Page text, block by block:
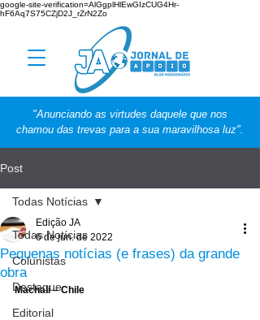
google-site-verification=AlGgplHlEwGIzCUG4Hr-
hF6Aq7S75CZjD2J_rZrN2Zo
"Anunciando as virtudes daquele que nos
chamou das trevas para a sua maravilhosa luz".
Post
Todas Notícias
Colunistas
Destaque
Editorial
Todas Notícias
Pequenas notícias (e frases) da grande
obra
Edição JA
6 de jun. de 2022
Machali – Chile